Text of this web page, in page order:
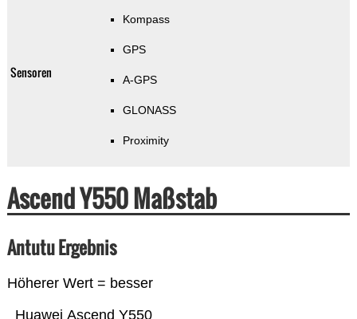
Sensoren
Kompass
GPS
A-GPS
GLONASS
Proximity
Ascend Y550 Maßstab
Antutu Ergebnis
Höherer Wert = besser
Huawei Ascend Y550